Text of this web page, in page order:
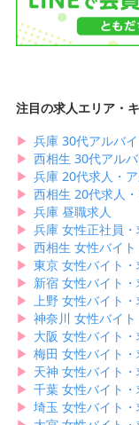
注目の求人エリア・
▶︎ 兵庫 30代アルバ
▶︎ 西相生 30代アル
▶︎ 兵庫 20代求人・
▶︎ 西相生 20代求人
▶︎ 兵庫 昼職求人
▶︎ 兵庫 女性正社員・
▶︎ 西相生 女性バイト
▶︎ 東京 女性バイト・
▶︎ 新宿 女性バイト・
▶︎ 上野 女性バイト・
▶︎ 神奈川 女性バイト
▶︎ 大阪 女性バイト・
▶︎ 梅田 女性バイト・
▶︎ 天神 女性バイト・
▶︎ 千葉 女性バイト・
▶︎ 埼玉 女性バイト・